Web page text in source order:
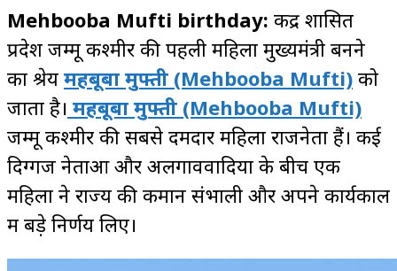
Mehbooba Mufti birthday: केंद्र शासित
प्रदेश जम्मू कश्मीर की पहली महिला मुख्यमंत्री बनने
का श्रेय महबूबा मुफ्ती (Mehbooba Mufti) को
जाता है। महबूबा मुफ्ती (Mehbooba Mufti)
जम्मू कश्मीर की सबसे दमदार महिला राजनेता हैं। कई
दिग्गज नेताओं और अलगाववादियों के बीच एक
महिला ने राज्य की कमान संभाली और अपने कार्यकाल
में बड़े निर्णय लिए।